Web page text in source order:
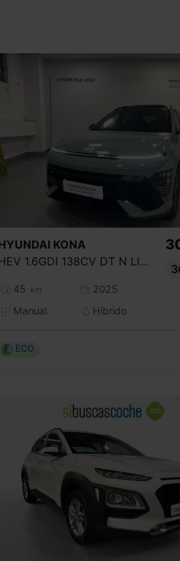
KONA
HEV 1.6GDI 138CV DT N LINE STYLE
45 km
2025
Manual
Híbrido
ECO